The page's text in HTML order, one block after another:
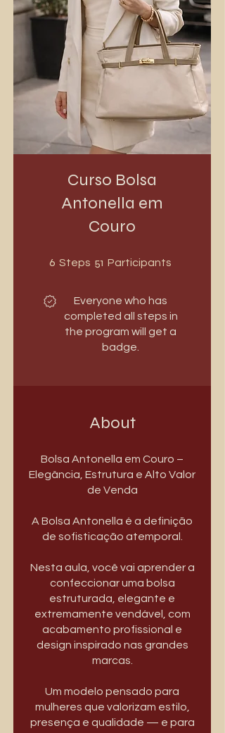
Curso Bolsa
Antonella em
Couro
6 Steps 6 Steps
51 Participants
Everyone who has
completed all steps in
the program will get a
badge.
About
Bolsa Antonella em Couro –
Elegância, Estrutura e Alto Valor
de Venda
A Bolsa Antonella é a definição
de sofisticação atemporal.
Nesta aula, você vai aprender a
confeccionar uma bolsa
estruturada, elegante e
extremamente vendável, com
acabamento profissional e
design inspirado nas grandes
marcas.
Um modelo pensado para
mulheres que valorizam estilo,
presença e qualidade — e para